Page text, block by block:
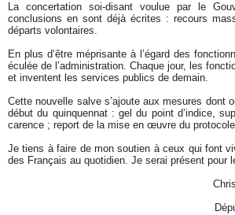
La concertation soi-disant voulue par le
conclusions en sont déjà écrites : recours
départs volontaires.
En plus d’être méprisante à l’égard des
éculée de l’administration. Chaque jour, les
et inventent les services publics de demain.
Cette nouvelle salve s’ajoute aux mesures dont
début du quinquennat : gel du point d’indice,
carence ; report de la mise en œuvre du
Je tiens à faire de mon soutien à ceux qui font
des Français au quotidien. Je serai présent pour